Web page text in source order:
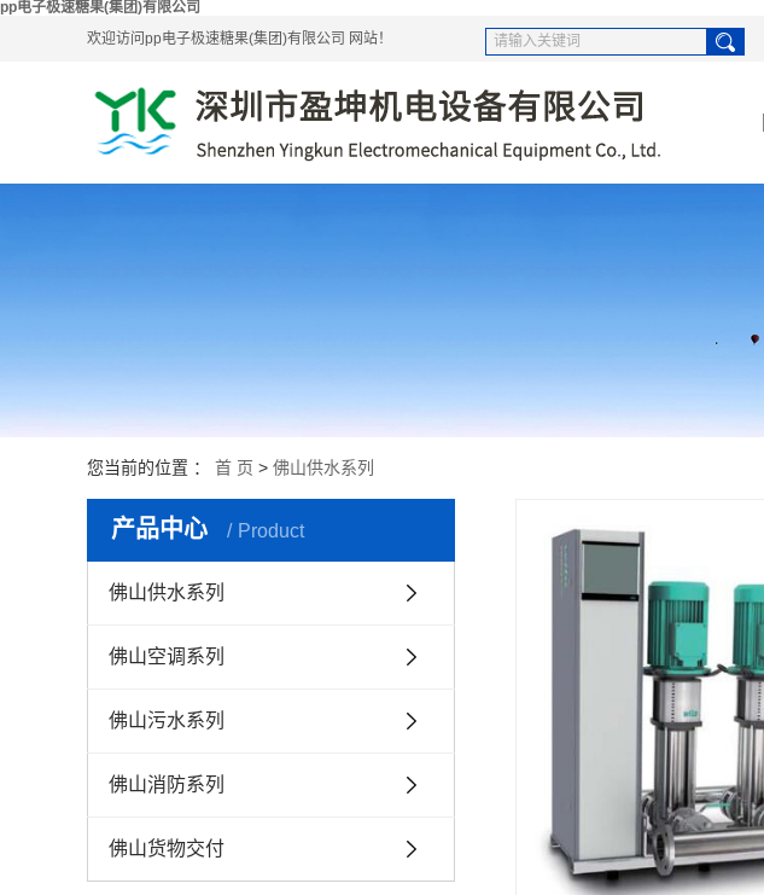
pp电子极速糖果(集团)有限公司
欢迎访问pp电子极速糖果(集团)有限公司 网站！
您当前的位置 ： 首 页 > 佛山供水系列
产品中心 Product
佛山供水系列
佛山空调系列
佛山污水系列
佛山消防系列
佛山货物交付